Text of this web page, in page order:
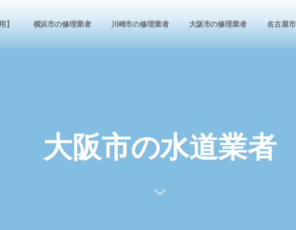
】 横浜市の修理業者 川崎市の修理業者 大阪市の修理業者 名古屋
大阪市の水道業者